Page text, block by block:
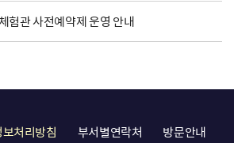
험관 사전예약제 운영 안내
처리방침 부서별연락처 방문안내